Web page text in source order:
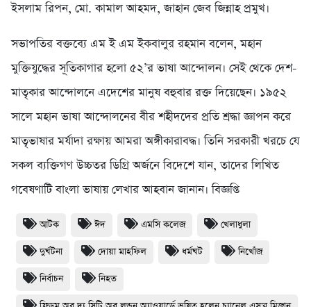
ইসলাম রিপন, মো. কামাল আহমদ, জাহান জেব জিন্নাহ প্রমুখ।
সভাপতির বক্তব্যে এম ই এম ইকবালুর রহমান বলেন, মহান
মুক্তিযুদ্ধের সূতিকাগার হলো ৫২’র ভাষা আন্দোলন। সেই থেকে দেশ-
মাতৃকার আন্দোলনে এদেশের মানুষ বহুবার রক্ত দিয়েছেন। ১৯৫২
সালে মহান ভাষা আন্দোলনের বীর শহীদদের প্রতি শ্রদ্ধা জ্ঞাপন করে
মাতৃভাষার মর্যাদা রক্ষায় আমরা অঙ্গীকারাবদ্ধ। তিনি সরকারী খরচে যে
সকল ব্যক্তিগণ উচ্চতর ডিগ্রি অর্জনে বিদেশে যান, তাদের লিখিত
গবেষণাটি বাংলা ভাষায় লেখার আহবান জানান। বিজ্ঞপ্তি
আটক ঈদ এমসি কলেজ খেলাধুলা
দুর্ঘটনা দোয়া মাহফিল ধর্মঘট নিখোঁজ
নির্বাচন নিহত